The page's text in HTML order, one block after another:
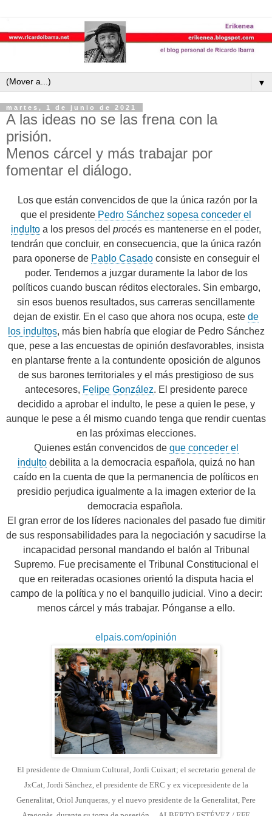
▼
martes, 1 de junio de 2021
A las ideas no se las frena con la
prisión.
Menos cárcel y más trabajar por
fomentar el diálogo.
Los que están convencidos de que la única razón por la
que el presidente Pedro Sánchez sopesa conceder el
indulto a los presos del procés es mantenerse en el poder,
tendrán que concluir, en consecuencia, que la única razón
para oponerse de Pablo Casado consiste en conseguir el
poder. Tendemos a juzgar duramente la labor de los
políticos cuando buscan réditos electorales. Sin embargo,
sin esos buenos resultados, sus carreras sencillamente
dejan de existir. En el caso que ahora nos ocupa, este de
los indultos, más bien habría que elogiar de Pedro Sánchez
que, pese a las encuestas de opinión desfavorables, insista
en plantarse frente a la contundente oposición de algunos
de sus barones territoriales y el más prestigioso de sus
antecesores, Felipe González. El presidente parece
decidido a aprobar el indulto, le pese a quien le pese, y
aunque le pese a él mismo cuando tenga que rendir cuentas
en las próximas elecciones.
Quienes están convencidos de que conceder el
indultodebilita a la democracia española, quizá no han
caído en la cuenta de que la permanencia de políticos en
presidio perjudica igualmente a la imagen exterior de la
democracia española.
El gran error de los líderes nacionales del pasado fue dimitir
de sus responsabilidades para la negociación y sacudirse la
incapacidad personal mandando el balón al Tribunal
Supremo. Fue precisamente el Tribunal Constitucional el
que en reiteradas ocasiones orientó la disputa hacia el
campo de la política y no el banquillo judicial. Vino a decir:
menos cárcel y más trabajar. Pónganse a ello.
elpais.com/opinión
El presidente de Omnium Cultural, Jordi Cuixart; el secretario general de
JxCat, Jordi Sànchez, el presidente de ERC y ex vicepresidente de la
Generalitat, Oriol Junqueras, y el nuevo presidente de la Generalitat, Pere